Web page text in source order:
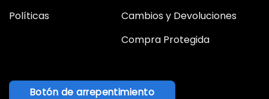
Políticas
Cambios y Devoluciones
Compra Protegida
Botón de arrepentimiento